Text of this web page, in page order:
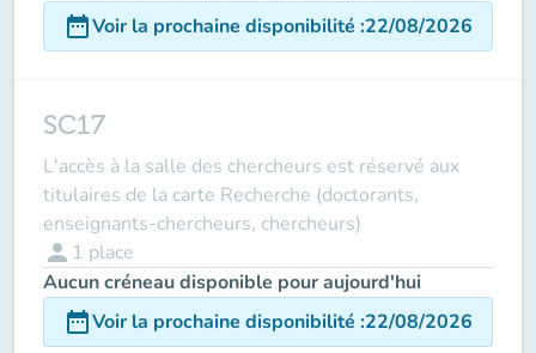
date_rangeVoir la prochaine disponibilité :22/08/2026
SC17
L'accès à la salle des chercheurs est réservé aux
titulaires de la carte Recherche (doctorants,
enseignants-chercheurs, chercheurs)
person 1 place
Aucun créneau disponible pour aujourd'hui
date_rangeVoir la prochaine disponibilité :22/08/2026